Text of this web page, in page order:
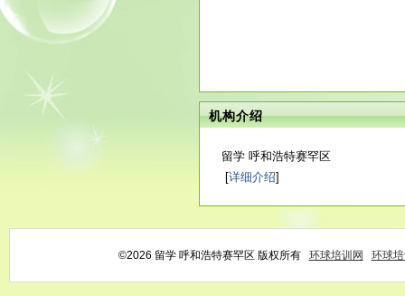
机构介绍
留学 呼和浩特赛罕区
[详细介绍]
©2026 留学 呼和浩特赛罕区 版权所有 环球培训网 环球